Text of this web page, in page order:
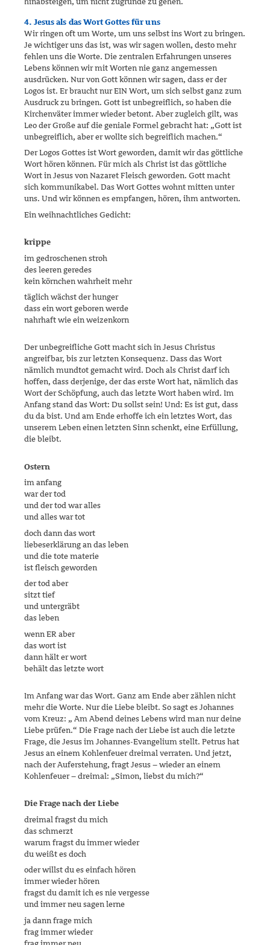
4. Jesus als das Wort Gottes für uns
Wir ringen oft um Worte, um uns selbst ins Wort zu bringen.
Je wichti­ger uns das ist, was wir sagen wollen, desto mehr
fehlen uns die Worte. Die zentralen Erfahrungen unseres
Lebens können wir mit Worten nie ganz angemessen
ausdrücken. Nur von Gott können wir sagen, dass er der
Logos ist. Er braucht nur EIN Wort, um sich selbst ganz zum
Aus­druck zu bringen. Gott ist unbegreiflich, so haben die
Kirchenväter im­mer wieder betont. Aber zugleich gilt, was
Leo der Große auf die geniale Formel gebracht hat: „Gott ist
unbegreif­lich, aber er wollte sich begreif­lich machen.“
Der Logos Gottes ist Wort geworden, damit wir das göttliche
Wort hören können. Für mich als Christ ist das göttliche
Wort in Jesus von Nazaret Fleisch geworden. Gott macht
sich kommunikabel. Das Wort Gottes wohnt mitten unter
uns. Und wir können es empfangen, hören, ihm antworten.
Ein weihnachtliches Gedicht:
krippe
im gedroschenen stroh
des leeren geredes
kein körnchen wahrheit mehr
täglich wächst der hunger
dass ein wort geboren werde
nahrhaft wie ein weizenkorn
Der unbegreifliche Gott macht sich in Jesus Christus
angreifbar, bis zur letzten Konsequenz. Dass das Wort
nämlich mundtot gemacht wird. Doch als Christ darf ich
hoffen, dass derjenige, der das erste Wort hat, nämlich das
Wort der Schöpfung, auch das letzte Wort haben wird. Im
Anfang stand das Wort: Du sollst sein! Und: Es ist gut, dass
du da bist. Und am Ende erhoffe ich ein letztes Wort, das
unserem Leben einen letzten Sinn schenkt, eine Erfüllung,
die bleibt.
Ostern
im anfang
war der tod
und der tod war alles
und alles war tot
doch dann das wort
liebeserklärung an das leben
und die tote materie
ist fleisch geworden
der tod aber
sitzt tief
und untergräbt
das leben
wenn ER aber
das wort ist
dann hält er wort
behält das letzte wort
Im Anfang war das Wort. Ganz am Ende aber zählen nicht
mehr die Wor­te. Nur die Liebe bleibt. So sagt es Johannes
vom Kreuz: „ Am Abend deines Lebens wird man nur deine
Liebe prüfen.“ Die Frage nach der Liebe ist auch die letzte
Frage, die Jesus im Johannes-Evangelium stellt. Petrus hat
Jesus an einem Kohlenfeuer dreimal verraten. Und jetzt,
nach der Auferstehung, fragt Jesus – wieder an einem
Kohlenfeuer – dreimal: „Simon, liebst du mich?“
Die Frage nach der Liebe
dreimal fragst du mich
das schmerzt
warum fragst du immer wieder
du weißt es doch
oder willst du es einfach hören
immer wieder hören
fragst du damit ich es nie vergesse
und immer neu sagen lerne
ja dann frage mich
frag immer wieder